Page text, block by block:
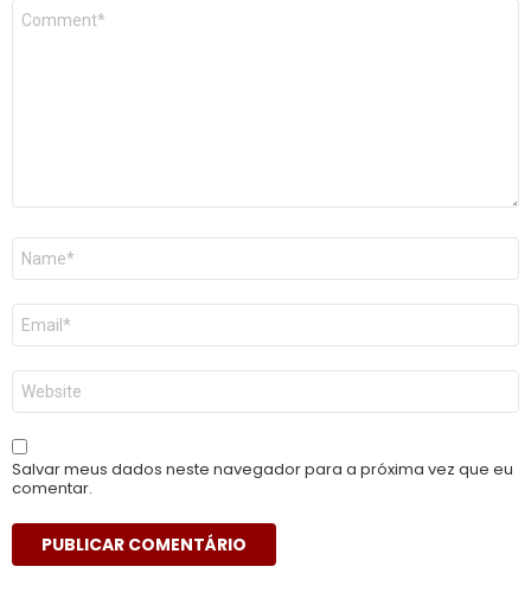
Comentário
Nome
E-
mail
*
Site
Salvar meus dados neste navegador para a próxima vez que eu
comentar.